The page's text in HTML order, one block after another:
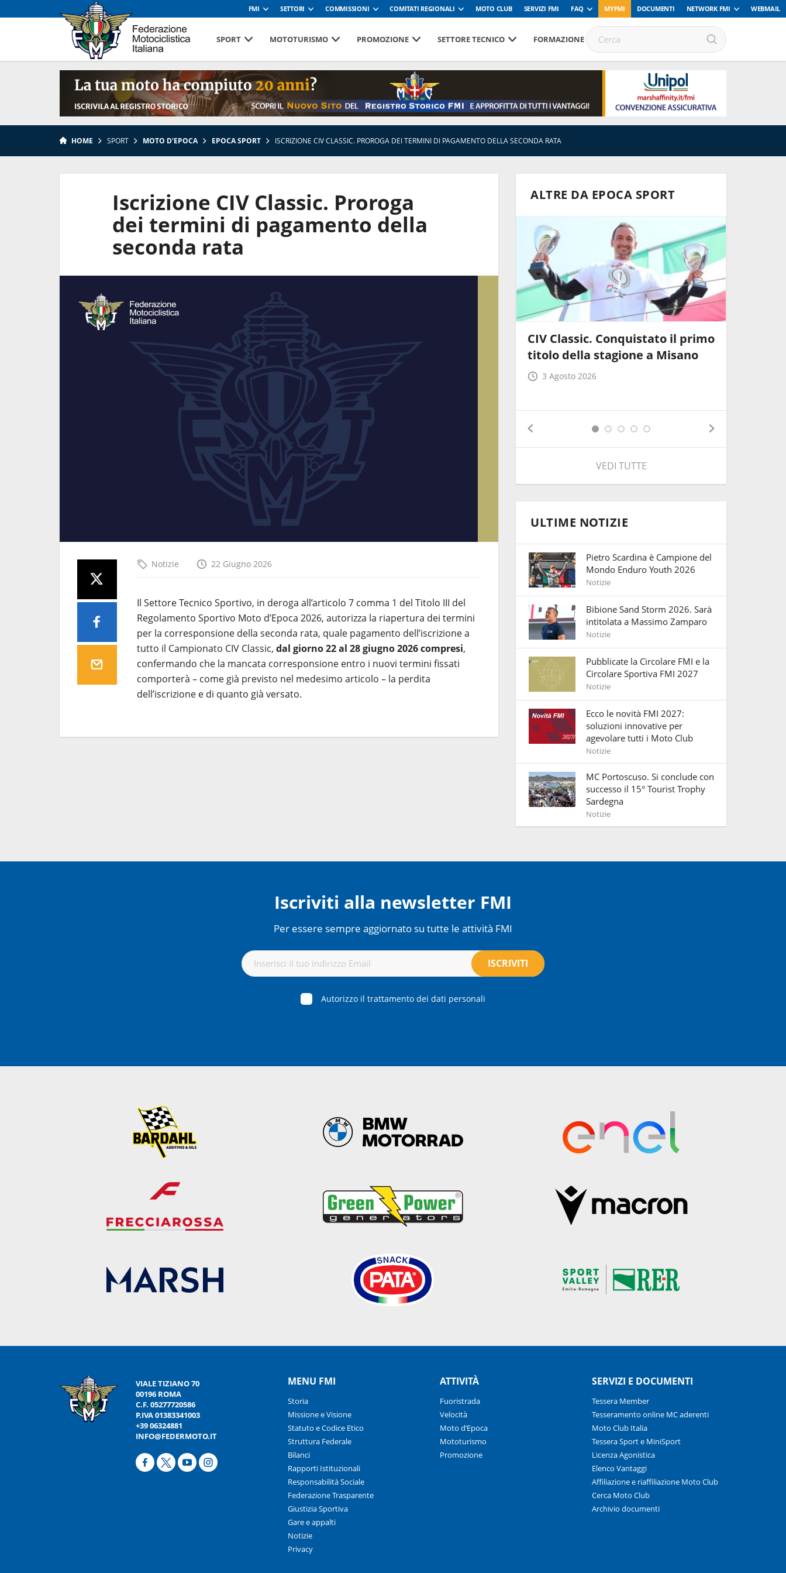
FMI SETTORI COMMISSIONI COMITATI REGIONALI MOTO CLUB SERVIZI FMI FAQ MYFMI DOCUMENTI NETWORK FMI WEBMAIL
SPORT MOTOTURISMO PROMOZIONE SETTORE TECNICO FORMAZIONE
HOME SPORT MOTO D'EPOCA EPOCA SPORT ISCRIZIONE CIV CLASSIC. PROROGA DEI TERMINI DI PAGAMENTO DELLA SECONDA RATA
Iscrizione CIV Classic. Proroga
dei termini di pagamento della
seconda rata
Notizie 22 Giugno 2026
Il Settore Tecnico Sportivo, in deroga all’articolo 7 comma 1 del Titolo III del
Regolamento Sportivo Moto d’Epoca 2026, autorizza la riapertura dei termini
per la corresponsione della seconda rata, quale pagamento dell’iscrizione a
tutto il Campionato CIV Classic, dal giorno 22 al 28 giugno 2026 compresi,
confermando che la mancata corresponsione entro i nuovi termini fissati
comporterà – come già previsto nel medesimo articolo – la perdita
dell’iscrizione e di quanto già versato.
ALTRE DA EPOCA SPORT
Regolarità Gruppo 5. Si è
conclusa la sesta prova in
Fermignano ha incoronato i
primi campioni Motocross
Epoca 2026
30 Giugno 2026
CIV Classic. Conquistato il primo
titolo della stagione a Misano
3 Agosto 2026
VEDI TUTTE
ULTIME NOTIZIE
Pietro Scardina è Campione del
Mondo Enduro Youth 2026
Notizie
Bibione Sand Storm 2026. Sarà
intitolata a Massimo Zamparo
Notizie
Pubblicate la Circolare FMI e la
Circolare Sportiva FMI 2027
Notizie
Ecco le novità FMI 2027:
soluzioni innovative per
agevolare tutti i Moto Club
Notizie
MC Portoscuso. Si conclude con
successo il 15° Tourist Trophy
Sardegna
Notizie
Iscriviti alla newsletter FMI
Per essere sempre aggiornato su tutte le attività FMI
Autorizzo il trattamento dei dati personali
VIALE TIZIANO 70
00196 ROMA
C.F. 05277720586
P.IVA 01383341003
+39 06324881
INFO@FEDERMOTO.IT
MENU FMI
Storia
Missione e Visione
Statuto e Codice Etico
Struttura Federale
Bilanci
Rapporti Istituzionali
Responsabilità Sociale
Federazione Trasparente
Giustizia Sportiva
Gare e appalti
Notizie
Privacy
ATTIVITÀ
Fuoristrada
Velocità
Moto d’Epoca
Mototurismo
Promozione
SERVIZI E DOCUMENTI
Tessera Member
Tesseramento online MC aderenti
Moto Club Italia
Tessera Sport e MiniSport
Licenza Agonistica
Elenco Vantaggi
Affiliazione e riaffiliazione Moto Club
Cerca Moto Club
Archivio documenti